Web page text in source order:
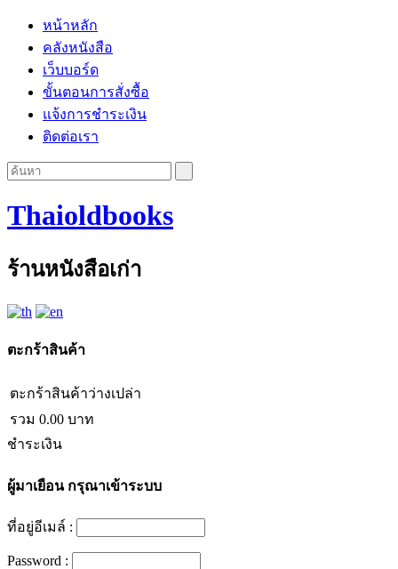
หน้าหลัก
คลังหนังสือ
เว็บบอร์ด
ขั้นตอนการสั่งซื้อ
แจ้งการชำระเงิน
ติดต่อเรา
Thaioldbooks
ร้านหนังสือเก่า
ตะกร้าสินค้า
ตะกร้าสินค้าว่างเปล่า
รวม 0.00 บาท
ชำระเงิน
ผู้มาเยือนกรุณาเข้าระบบ
ที่อยู่อีเมล์ :
Password :